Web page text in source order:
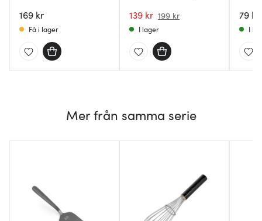
169 kr
Få i lager
139 kr 199 kr
I lager
79 kr
I
Mer från samma serie